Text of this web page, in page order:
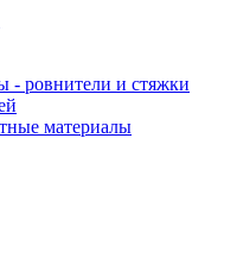
- ровнители и стяжки
материалы